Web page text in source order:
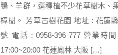
鴨、羊群，還種植不少花草樹木、
樟樹。 芳草古樹花園 地址 : 花蓮
號 電話 : 0958-396 777 營業時間
17:00~20:00 花蓮鳳林 大阪 […]